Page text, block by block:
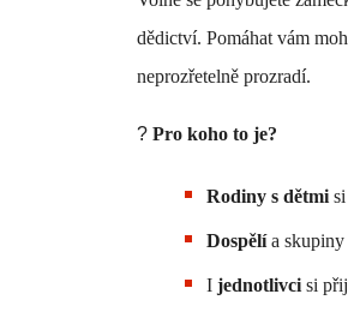
dědictví. Pomáhat vám
neprozřetelně prozradí.
? Pro koho to je?
Rodiny s dětmi
Dospělía skupiny
I jednotlivci si